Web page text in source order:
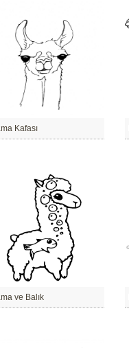
Kafası
ve Balık